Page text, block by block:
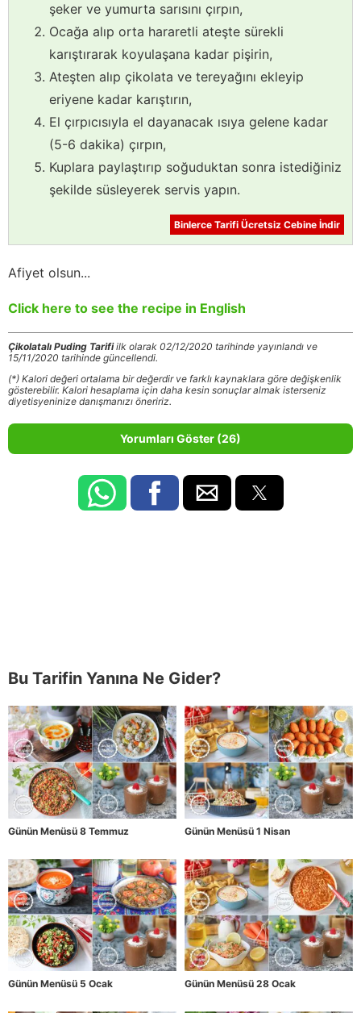
şeker ve yumurta sarısını çırpın,
Ocağa alıp orta hararetli ateşte sürekli
karıştırarak koyulaşana kadar pişirin,
Ateşten alıp çikolata ve tereyağını ekleyip
eriyene kadar karıştırın,
El çırpıcısıyla el dayanacak ısıya gelene kadar
(5-6 dakika) çırpın,
Kuplara paylaştırıp soğuduktan sonra istediğiniz
şekilde süsleyerek servis yapın.
Binlerce Tarifi Ücretsiz Cebine İndir
Afiyet olsun...
Click here to see the recipe in English
Çikolatalı Puding Tarifiilk olarak 02/12/2020 tarihinde yayınlandı ve
15/11/2020 tarihinde güncellendi.
(*) Kalori değeri ortalama bir değerdir ve farklı kaynaklara göre değişkenlik
gösterebilir. Kalori hesaplama için daha kesin sonuçlar almak isterseniz
diyetisyeninize danışmanızı öneririz.
Yorumları Göster (26)
Bu Tarifin Yanına Ne Gider?
Günün Menüsü 8 Temmuz Günün Menüsü 1 Nisan
Günün Menüsü 5 Ocak Günün Menüsü 28 Ocak